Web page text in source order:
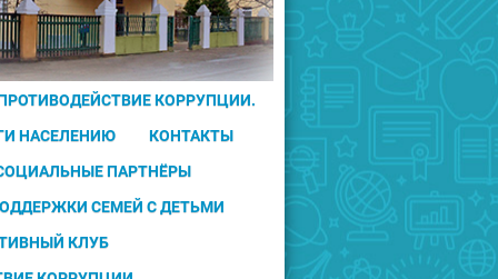
КОРРУПЦИИ.
НАСЕЛЕНИЮ
КОНТАКТЫ
ПАРТНЁРЫ
СЕМЕЙ С ДЕТЬМИ
КЛУБ